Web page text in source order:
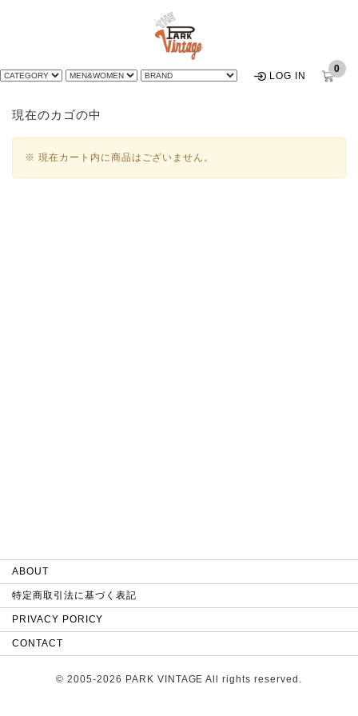
0
LOG IN
現在のカゴの中
※ 現在カート内に商品はございません。
ABOUT
特定商取引法に基づく表記
PRIVACY PORICY
CONTACT
© 2005-2026 PARK VINTAGE All rights reserved.